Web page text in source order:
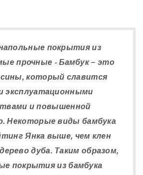
покрытия из
прочные - Бамбук – это
который славится
эксплуатационными
и повышенной
Некоторые виды бамбука
Янка выше, чем клен
дуба. Таким образом,
покрытия из бамбука